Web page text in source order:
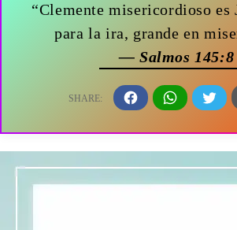
“Clemente misericordioso es
para la ira, grande en
— Salmos 145:8